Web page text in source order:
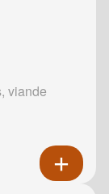
viande